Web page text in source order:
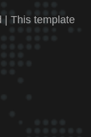
| This template